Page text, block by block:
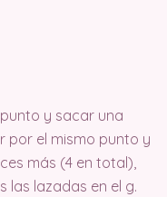
y sacar una
por el mismo punto y
más (4 en total),
las lazadas en el g.